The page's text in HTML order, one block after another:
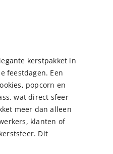
kerstpakket in
feestdagen. Een
popcorn en
wat direct sfeer
meer dan alleen
klanten of
Dit